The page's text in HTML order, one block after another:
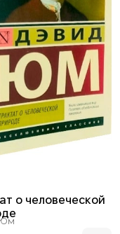
о человеческой
Юм